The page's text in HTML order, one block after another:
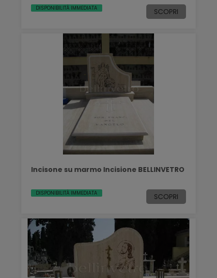
DISPONIBILITÀ IMMEDIATA SCOPRI
Incisone su marmo Incisione BELLINVETRO
DISPONIBILITÀ IMMEDIATA SCOPRI